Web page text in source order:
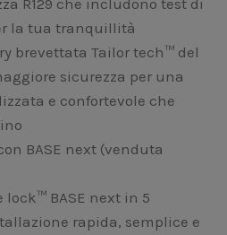
la tua tranquillità
brevettata Tailor tech™ del
sicurezza per una
e confortevole che
BASE next (venduta
lock™ BASE next in 5
rapida, semplice e